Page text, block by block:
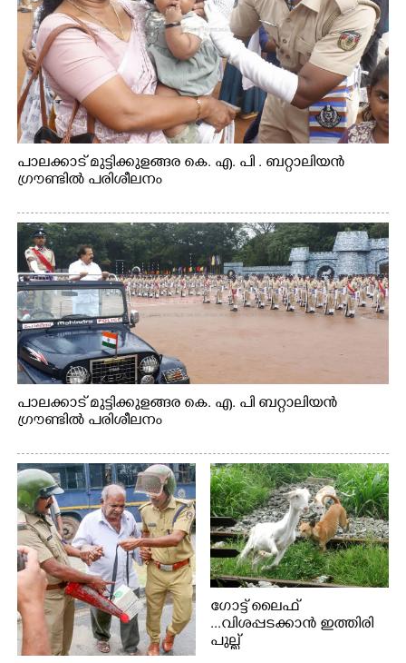
പാലക്കാട് മുട്ടിക്കുളങ്ങര കെ. എ. പി . ബറ്റാലിയൻ
ഗ്രൗണ്ടിൽ പരിശീലനം
പാലക്കാട് മുട്ടിക്കുളങ്ങര കെ. എ. പി ബറ്റാലിയൻ
ഗ്രൗണ്ടിൽ പരിശീലനം
ഗോട്ട് ലൈഫ്
...വിശപ്പടക്കാൻ ഇത്തിരി
പുല്ല്